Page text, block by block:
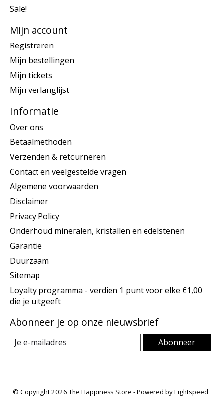
Sale!
Mijn account
Registreren
Mijn bestellingen
Mijn tickets
Mijn verlanglijst
Informatie
Over ons
Betaalmethoden
Verzenden & retourneren
Contact en veelgestelde vragen
Algemene voorwaarden
Disclaimer
Privacy Policy
Onderhoud mineralen, kristallen en edelstenen
Garantie
Duurzaam
Sitemap
Loyalty programma - verdien 1 punt voor elke €1,00
die je uitgeeft
Abonneer je op onze nieuwsbrief
Abonneer
© Copyright 2026 The Happiness Store - Powered byLightspeed